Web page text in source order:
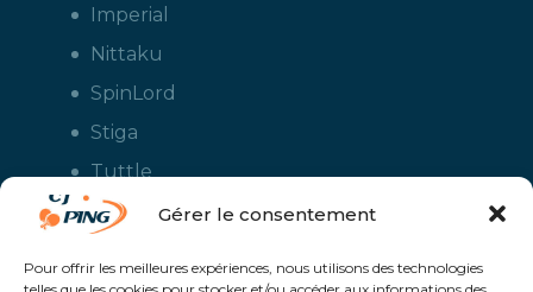
Gérer le consentement
Pour offrir les meilleures expériences, nous utilisons des technologies
Imperial
Nittaku
SpinLord
Stiga
Tuttle
Xiom